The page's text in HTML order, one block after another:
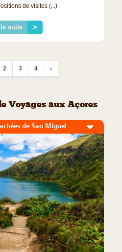
de visites (...)
suite ≻
2 3 4 ›
Voyages aux Açores
de Sao Miguel